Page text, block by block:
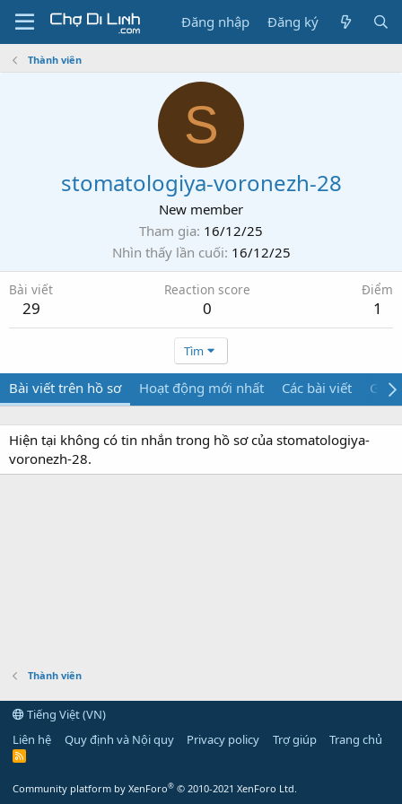
Đăng nhập Đăng ký
Thành viên
S
stomatologiya-voronezh-28
New member
Tham gia 16/12/25
Nhìn thấy lần cuối 16/12/25
Bài viết
29
Reaction score
0
Điểm
1
Tìm
Bài viết trên hồ sơ Hoạt động mới nhất Các bài viết Giới
Hiện tại không có tin nhắn trong hồ sơ của stomatologiya-
voronezh-28.
Thành viên
Tiếng Việt (VN)
Liên hệ
Quy định và Nội quy Privacy policy Trợ giúp Trang chủ
R
Community platform by XenForo® © 2010-2021 XenForo Ltd.